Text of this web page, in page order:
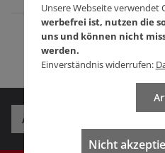
Ältere Ausgaben / Archiv
Unsere Webseite verwendet
werbefrei ist, nutzen die
uns und können nicht
werden.
Einverständnis widerrufen:
Nicht